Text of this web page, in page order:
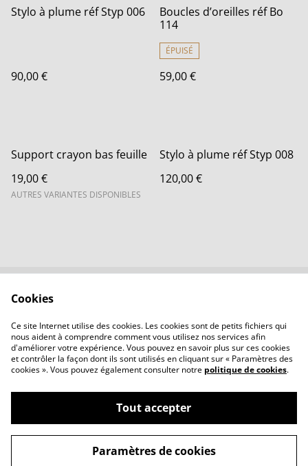
Stylo à plume réf Styp 006
90,00 €
Boucles d’oreilles réf Bo
114
ÉPUISÉ
59,00 €
Support crayon bas feuille
19,00 €
AUTRES VARIANTES DISPONIBLES
Stylo à plume réf Styp 008
120,00 €
Politique de
confidentialité
Politique de cookies
©2026LBVerre
powered by
Cookies
Ce site Internet utilise des cookies. Les cookies sont de petits fichiers qui
nous aident à comprendre comment vous utilisez nos services afin
d'améliorer votre expérience. Vous pouvez en savoir plus sur ces cookies
et contrôler la façon dont ils sont utilisés en cliquant sur « Paramètres des
cookies ». Vous pouvez également consulter notre politique de cookies.
Tout accepter
Paramètres de cookies